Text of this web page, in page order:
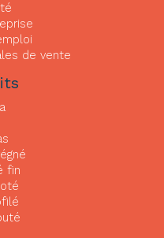
de vente
fin